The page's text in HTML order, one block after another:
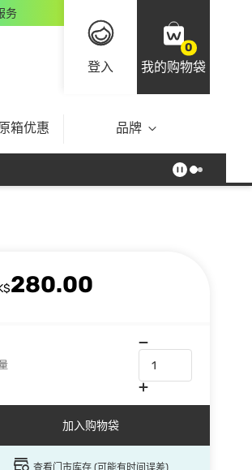
务
登入
0
我的购物袋
箱优惠 品牌
280.00
加入购物袋
查看门市库存 (可能有时间误差)